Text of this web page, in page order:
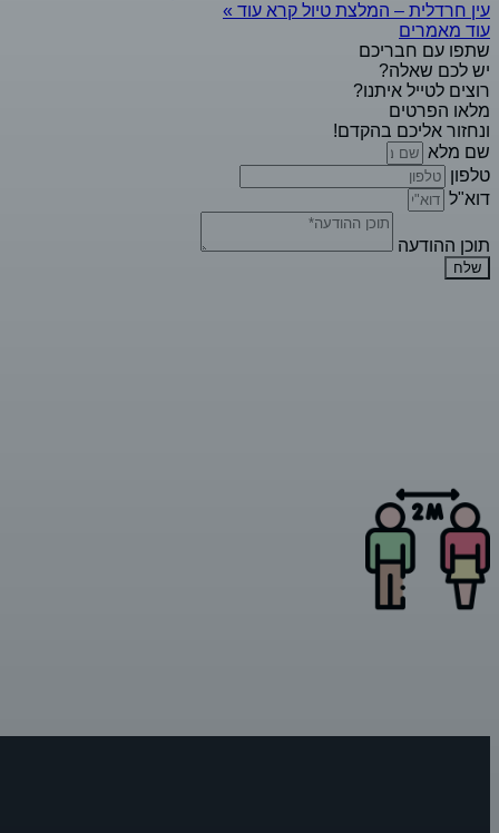
עין חרדלית – המלצת טיולקרא עוד »
עוד מאמרים
שתפו עם חבריכם
יש לכם שאלה?
רוצים לטייל איתנו?
מלאו הפרטים
ונחזור אליכם בהקדם!
שם מלא
טלפון
דוא"ל
תוכן ההודעה
שלח